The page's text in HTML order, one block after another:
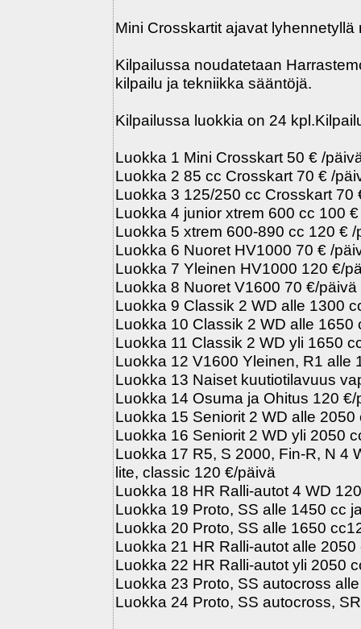
Mini Crosskartit ajavat lyhennetyllä
Kilpailussa noudatetaan
kilpailu ja tekniikka sääntöjä.
Kilpailussa luokkia on 24
Luokka 1 Mini Crosskart 50 € /
Luokka 2 85 cc Crosskart 70 € /
Luokka 3 125/250 cc Crosskart 70
Luokka 4 junior xtrem 600 cc 100
Luokka 5 xtrem 600-890 cc 120 € /
Luokka 6 Nuoret HV1000 70 € /
Luokka 7 Yleinen HV1000 120 €/
Luokka 8 Nuoret V1600 70 €/päivä
Luokka 9 Classik 2 WD alle 1300
Luokka 10 Classik 2 WD alle 1650
Luokka 11 Classik 2 WD yli 1650
Luokka 12 V1600 Yleinen, R1 alle
Luokka 13 Naiset kuutiotilavuus
Luokka 14 Osuma ja Ohitus 120 €/
Luokka 15 Seniorit 2 WD alle
Luokka 16 Seniorit 2 WD yli 2050
Luokka 17 R5, S 2000, Fin-R, N 4
lite, classic 120 €/päivä
Luokka 18 HR Ralli-autot 4 WD
Luokka 19 Proto, SS alle 1450 cc
Luokka 20 Proto, SS alle 1650
Luokka 21 HR Ralli-autot alle
Luokka 22 HR Ralli-autot yli 2050
Luokka 23 Proto, SS autocross
Luokka 24 Proto, SS autocross,